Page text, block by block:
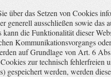
über das Setzen von Cookies
generell ausschließen sowie
die Funktionalität dieser
Kommunikationsvorgangs
auf Grundlage von Art. 6
zur technisch
werden, werden